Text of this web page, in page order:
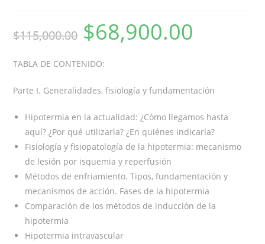
$115,000.00 $68,900.00
TABLA DE CONTENIDO:
Parte I. Generalidades, fisiología y fundamentación
Hipotermia en la actualidad: ¿Cómo llegamos hasta
aquí? ¿Por qué utilizarla? ¿En quiénes indicarla?
Fisiología y fisiopatología de la hipotermia: mecanismo
de lesión por isquemia y reperfusión
Métodos de enfriamiento. Tipos, fundamentación y
mecanismos de acción. Fases de la hipotermia
Comparación de los métodos de inducción de la
hipotermia
Hipotermia intravascular